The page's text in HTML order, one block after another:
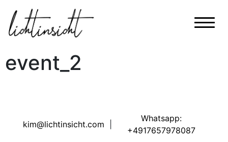
event_2
kim@lichtinsicht.com
Whatsapp:
+4917657978087